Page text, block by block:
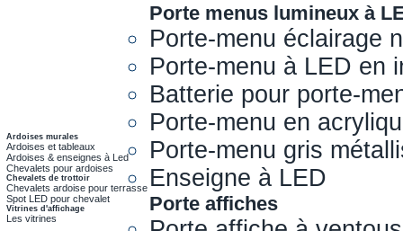
Ardoises murales
Ardoises et tableaux
Ardoises & enseignes à Led
Chevalets pour ardoises
Chevalets de trottoir
Chevalets ardoise pour terrasse
Spot LED pour chevalet
Vitrines d'affichage
Les vitrines
Porte menus lumineux à
Porte-menu éclairage
Porte-menu à LED en
Batterie pour porte-
Porte-menu en
Porte-menu gris
Enseigne à LED
Porte affiches